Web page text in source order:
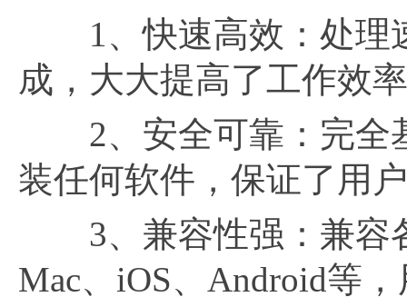
1、快速高效：处理
成，大大提高了工作效
2、安全可靠：完全基
装任何软件，保证了用
3、兼容性强：兼容
Mac、iOS、Android等